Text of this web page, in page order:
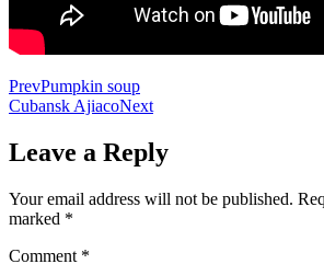
PrevPumpkin soup
Cubansk AjiacoNext
Leave a Reply
Your email address will not be published.
marked *
Comment *